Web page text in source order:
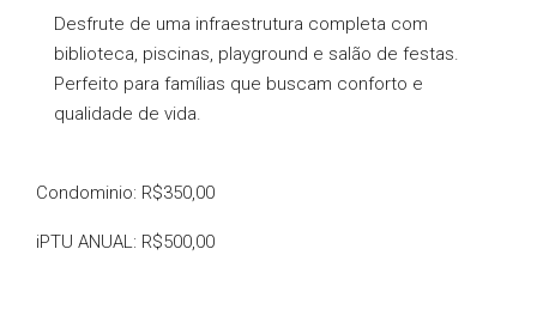
Desfrute de uma infraestrutura completa com
biblioteca, piscinas, playground e salão de festas.
Perfeito para famílias que buscam conforto e
qualidade de vida.
Condominio: R$350,00
iPTU ANUAL: R$500,00